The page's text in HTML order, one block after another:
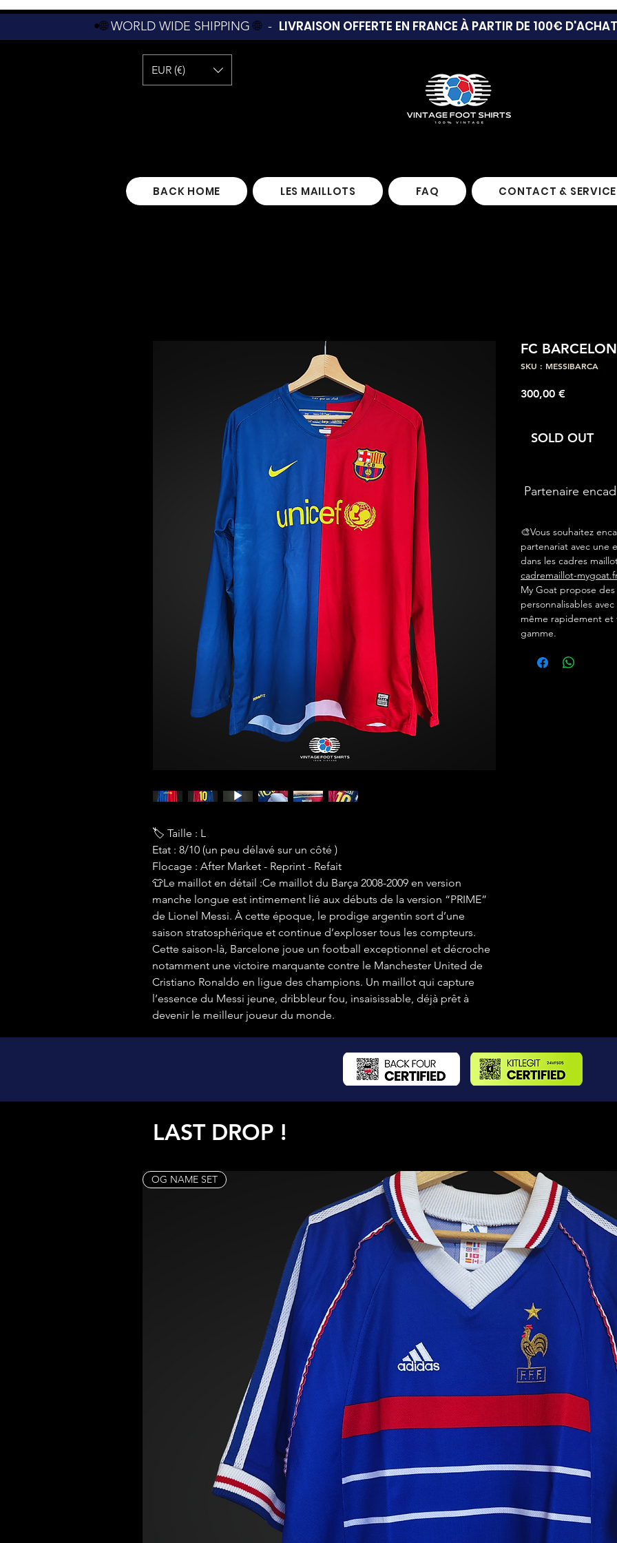
•🌐WORLD WIDE SHIPPING🌐 - LIVRAISON OFFERTE EN FRANCE À PARTIR DE 100€
EUR (€)
BACK HOME LES MAILLOTS FAQ CONTACT &
🏷 Taille : L
Etat : 8/10 (un peu délavé sur un côté )
Flocage : After Market - Reprint - Refait
👕Le maillot en détail :Ce maillot du Barça 2008-2009 en version
manche longue est intimement lié aux débuts de la version “PRIME”
de Lionel Messi. À cette époque, le prodige argentin sort d’une
saison stratosphérique et continue d’exploser tous les compteurs.
Cette saison-là, Barcelone joue un football exceptionnel et décroche
notamment une victoire marquante contre le Manchester United de
Cristiano Ronaldo en ligue des champions. Un maillot qui capture
l’essence du Messi jeune, dribbleur fou, insaisissable, déjà prêt à
devenir le meilleur joueur du monde.
FC
SKU : MESSIBARCA
300,00 €Prix
SOLD OUT
Partenaire
🎨Vous souhaitez
partenariat avec une
dans les cadres
cadremaillot-
My Goat propose
personnalisables
même rapidement
gamme.
LAST DROP !
OG NAME SET